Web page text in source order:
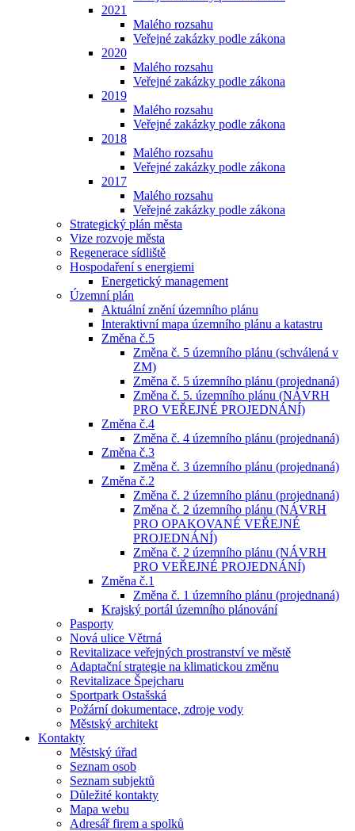
2021
Malého rozsahu
Veřejné zakázky podle zákona
2020
Malého rozsahu
Veřejné zakázky podle zákona
2019
Malého rozsahu
Veřejné zakázky podle zákona
2018
Malého rozsahu
Veřejné zakázky podle zákona
2017
Malého rozsahu
Veřejné zakázky podle zákona
Strategický plán města
Vize rozvoje města
Regenerace sídliště
Hospodaření s energiemi
Energetický management
Územní plán
Aktuální znění územního plánu
Interaktivní mapa územního plánu a katastru
Změna č.5
Změna č. 5 územního plánu (schválená v
ZM)
Změna č. 5 územního plánu (projednaná)
Změna č. 5. územního plánu (NÁVRH
PRO VEŘEJNÉ PROJEDNÁNÍ)
Změna č.4
Změna č. 4 územního plánu (projednaná)
Změna č.3
Změna č. 3 územního plánu (projednaná)
Změna č.2
Změna č. 2 územního plánu (projednaná)
Změna č. 2 územního plánu (NÁVRH
PRO OPAKOVANÉ VEŘEJNÉ
PROJEDNÁNÍ)
Změna č. 2 územního plánu (NÁVRH
PRO VEŘEJNÉ PROJEDNÁNÍ)
Změna č.1
Změna č. 1 územního plánu (projednaná)
Krajský portál územního plánování
Pasporty
Nová ulice Větrná
Revitalizace veřejných prostranství ve městě
Adaptační strategie na klimatickou změnu
Revitalizace Špejcharu
Sportpark Ostašská
Požární dokumentace, zdroje vody
Městský architekt
Kontakty
Městský úřad
Seznam osob
Seznam subjektů
Důležité kontakty
Mapa webu
Adresář firem a spolků